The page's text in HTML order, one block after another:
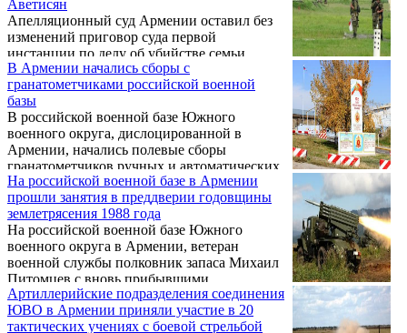
сообщает пресс-служба ЮВО.
Аветисян
Апелляционный суд Армении оставил без
изменений приговор суда первой
инстанции по делу об убийстве семьи
Аветисян. Вердикт Апелляционного суда
обнародовал 19 декабря судья Мгер
Аграманян. Таким оразом, жалобы
представителей правопреемников
потерпевшей стороны отклонены. Вердикт
может быть обжалован в течение месяца.
Отметим, что на заседании присутствовал
лишь прокурор.
В Армении начались сборы с
гранатометчиками российской военной
базы
В российской военной базе Южного
военного округа, дислоцированной в
Армении, начались полевые сборы
гранатометчиков ручных и автоматических
гранатометов, в которых задействовано
более 200 военнослужащих, передает пресс-
служба ЮВО.
На российской военной базе в Армении
прошли занятия в преддверии годовщины
землетрясения 1988 года
На российской военной базе Южного
военного округа в Армении, ветеран
военной службы полковник запаса Михаил
Питомцев с вновь прибывшими
военнослужащими провел занятия по
общественно-государственной подготовке.
Артиллерийские подразделения соединения
ЮВО в Армении приняли участие в 20
тактических учениях с боевой стрельбой